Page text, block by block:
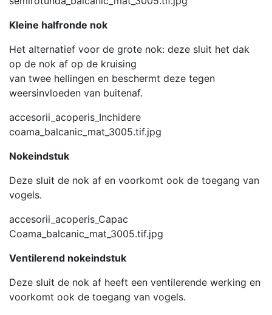
Kleine halfronde nok
Het alternatief voor de grote nok: deze sluit het dak
op de nok af op de kruising
van twee hellingen en beschermt deze tegen
weersinvloeden van buitenaf.
accesorii_acoperis_Inchidere
coama_balcanic_mat_3005.tif.jpg
Nokeindstuk
Deze sluit de nok af en voorkomt ook de toegang van
vogels.
accesorii_acoperis_Capac
Coama_balcanic_mat_3005.tif.jpg
Ventilerend nokeindstuk
Deze sluit de nok af heeft een ventilerende werking en
voorkomt ook de toegang van vogels.